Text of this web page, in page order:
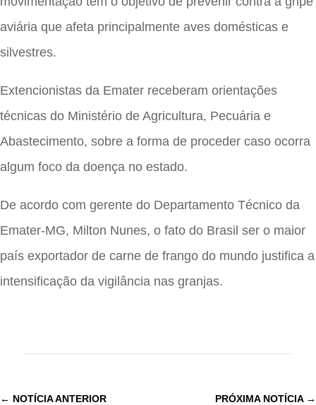
aviária que afeta principalmente aves domésticas e
silvestres.
Extencionistas da Emater receberam orientações
técnicas do Ministério de Agricultura, Pecuária e
Abastecimento, sobre a forma de proceder caso ocorra
algum foco da doença no estado.
De acordo com gerente do Departamento Técnico da
Emater-MG, Milton Nunes, o fato do Brasil ser o maior
país exportador de carne de frango do mundo justifica a
intensificação da vigilância nas granjas.
← NOTÍCIA ANTERIOR PRÓXIMA NOTÍCIA→